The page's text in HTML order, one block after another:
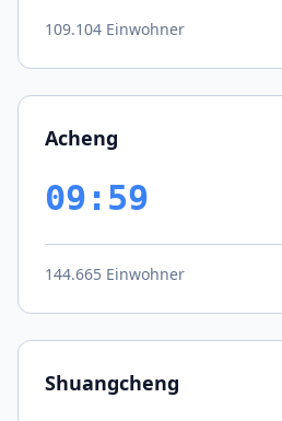
109.104 Einwohner
Acheng
09:59
144.665 Einwohner
Shuangcheng